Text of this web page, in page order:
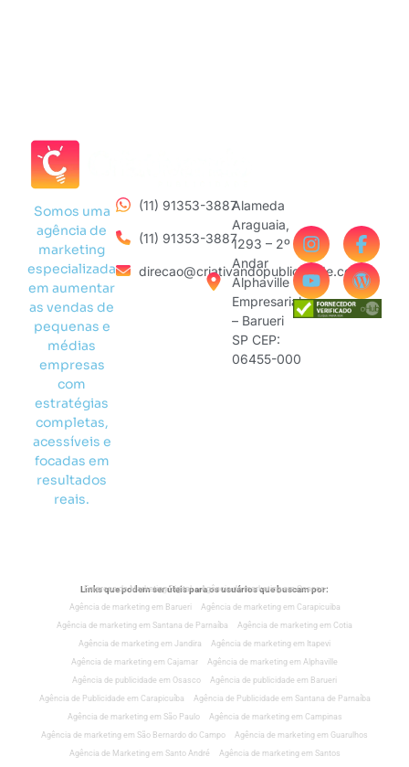
Somos uma
agência de
marketing
especializada
em aumentar
as vendas de
pequenas e
médias
empresas
com
estratégias
completas,
acessíveis e
focadas em
resultados
reais.
(11) 91353-3887
(11) 91353-3887
direcao@criativandopublicidade.com
Alameda
Araguaia,
1293 – 2º
Andar
Alphaville
Empresarial
– Barueri
SP CEP:
06455-000
Links que podem ser úteis para os usuários que buscam por:
Empresa de Marketing Digital
Agência de marketing em Osasco
Agência de marketing em Barueri
Agência de marketing em Carapicuiba
Agência de marketing em Santana de Parnaíba
Agência de marketing em Cotia
Agência de marketing em Jandira
Agência de marketing em Itapevi
Agência de marketing em Cajamar
Agência de marketing em Alphaville
Agência de publicidade em Osasco
Agência de publicidade em Barueri
Agência de Publicidade em Carapicuíba
Agência de Publicidade em Santana de Parnaíba
Agência de marketing em São Paulo
Agência de marketing em Campinas
Agência de marketing em São Bernardo do Campo
Agência de marketing em Guarulhos
Agência de Marketing em Santo André
Agência de marketing em Santos